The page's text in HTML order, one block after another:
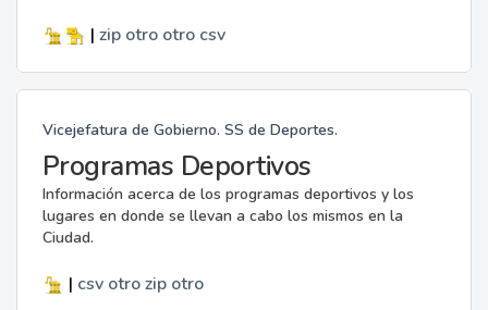
| zip otro otro csv
Vicejefatura de Gobierno. SS de Deportes.
Programas Deportivos
Información acerca de los programas deportivos y los
lugares en donde se llevan a cabo los mismos en la
Ciudad.
| csv otro zip otro